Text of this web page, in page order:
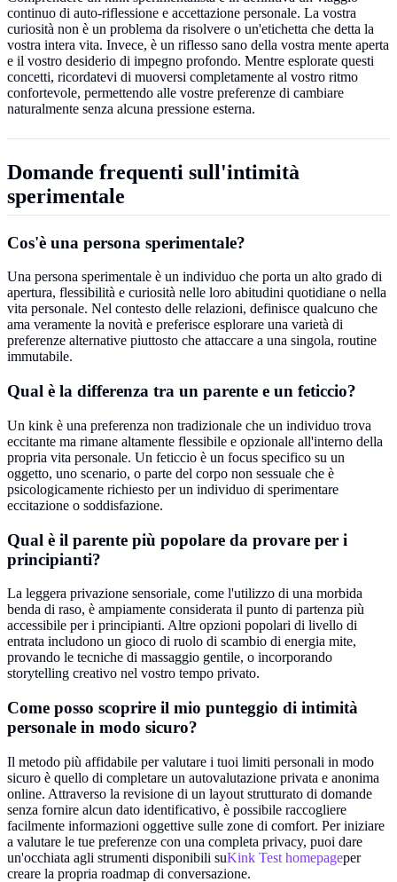
continuo di auto-riflessione e accettazione personale. La vostra
curiosità non è un problema da risolvere o un'etichetta che detta la
vostra intera vita. Invece, è un riflesso sano della vostra mente aperta
e il vostro desiderio di impegno profondo. Mentre esplorate questi
concetti, ricordatevi di muoversi completamente al vostro ritmo
confortevole, permettendo alle vostre preferenze di cambiare
naturalmente senza alcuna pressione esterna.
Domande frequenti sull'intimità
sperimentale
Cos'è una persona sperimentale?
Una persona sperimentale è un individuo che porta un alto grado di
apertura, flessibilità e curiosità nelle loro abitudini quotidiane o nella
vita personale. Nel contesto delle relazioni, definisce qualcuno che
ama veramente la novità e preferisce esplorare una varietà di
preferenze alternative piuttosto che attaccare a una singola, routine
immutabile.
Qual è la differenza tra un parente e un feticcio?
Un kink è una preferenza non tradizionale che un individuo trova
eccitante ma rimane altamente flessibile e opzionale all'interno della
propria vita personale. Un feticcio è un focus specifico su un
oggetto, uno scenario, o parte del corpo non sessuale che è
psicologicamente richiesto per un individuo di sperimentare
eccitazione o soddisfazione.
Qual è il parente più popolare da provare per i
principianti?
La leggera privazione sensoriale, come l'utilizzo di una morbida
benda di raso, è ampiamente considerata il punto di partenza più
accessibile per i principianti. Altre opzioni popolari di livello di
entrata includono un gioco di ruolo di scambio di energia mite,
provando le tecniche di massaggio gentile, o incorporando
storytelling creativo nel vostro tempo privato.
Come posso scoprire il mio punteggio di intimità
personale in modo sicuro?
Il metodo più affidabile per valutare i tuoi limiti personali in modo
sicuro è quello di completare un autovalutazione privata e anonima
online. Attraverso la revisione di un layout strutturato di domande
senza fornire alcun dato identificativo, è possibile raccogliere
facilmente informazioni oggettive sulle zone di comfort. Per iniziare
a valutare le tue preferenze con una completa privacy, puoi dare
un'occhiata agli strumenti disponibili suKink Test homepageper
creare la propria roadmap di conversazione.